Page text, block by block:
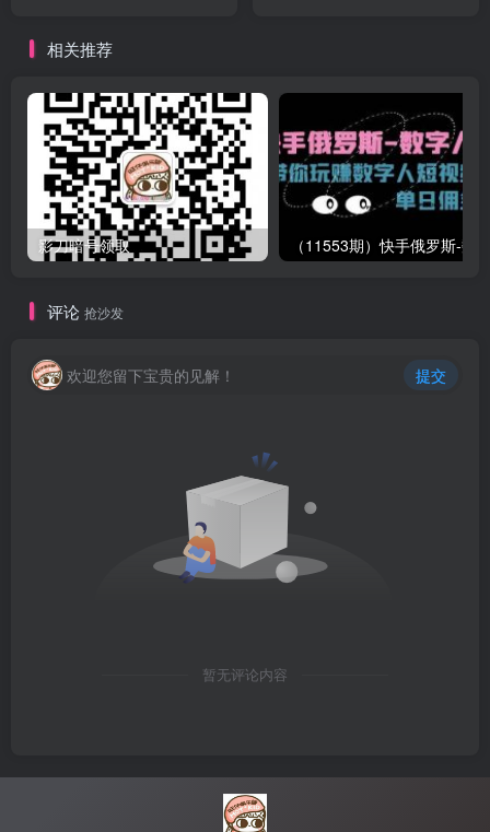
相关推荐
影刀暗号领取
评论 抢沙发
欢迎您留下宝贵的见解！ 提交
暂无评论内容